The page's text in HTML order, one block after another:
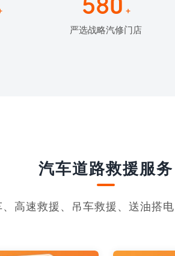
+
严选战略汽修门店
汽车道路救援服务
高速救援、吊车救援、送油搭